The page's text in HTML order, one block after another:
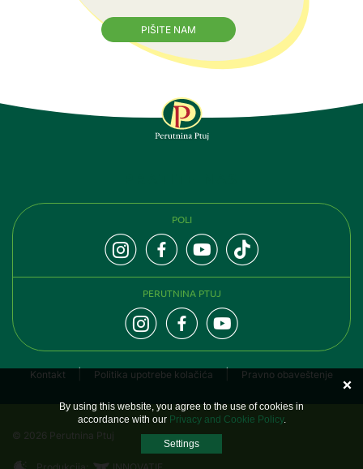
PIŠITE NAM
POLI
PERUTNINA PTUJ
Kontakt Politika upotrebe kolačića Pravno obaveštenje
© 2026 Perutnina Ptuj
By using this website, you agree to the use of cookies in
accordance with our Privacy and Cookie Policy.
Settings